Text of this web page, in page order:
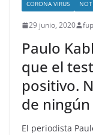
CORONA VIRUS
29 junio, 2020
Paulo
que el
positivo.
de
El periodista